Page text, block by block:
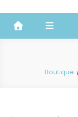
Boutique